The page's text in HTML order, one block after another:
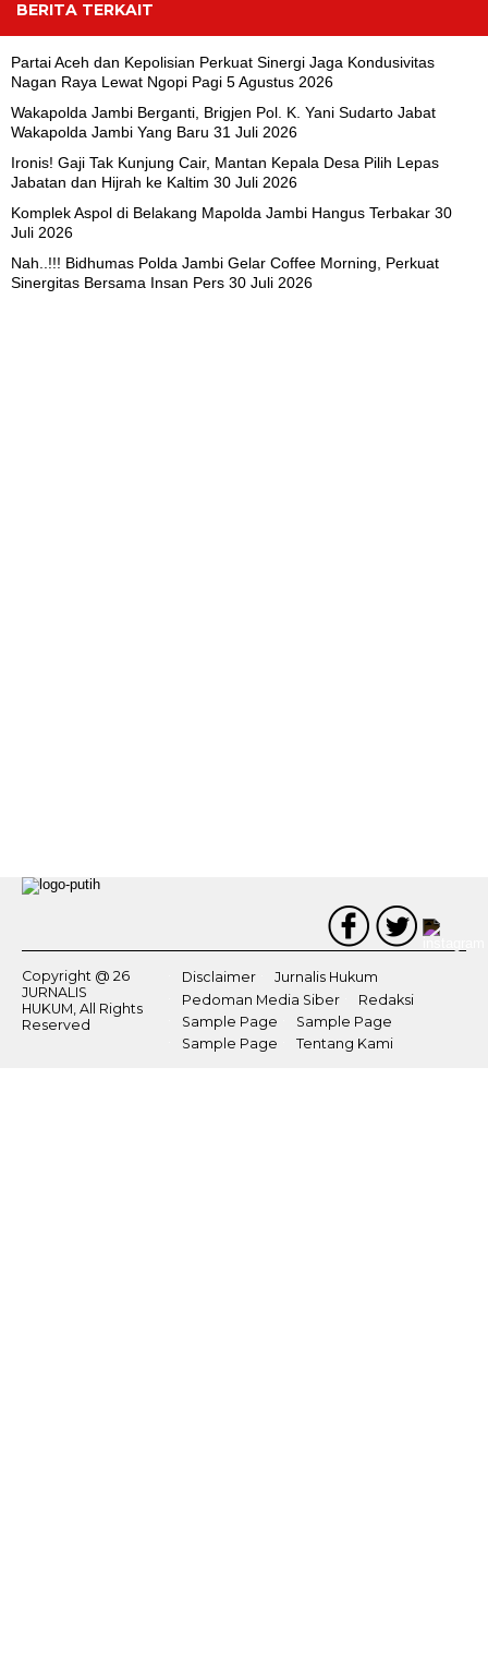
BERITA TERKAIT
Partai Aceh dan Kepolisian Perkuat Sinergi Jaga Kondusivitas
Nagan Raya Lewat Ngopi Pagi 5 Agustus 2026
Wakapolda Jambi Berganti, Brigjen Pol. K. Yani Sudarto Jabat
Wakapolda Jambi Yang Baru 31 Juli 2026
Ironis! Gaji Tak Kunjung Cair, Mantan Kepala Desa Pilih Lepas
Jabatan dan Hijrah ke Kaltim 30 Juli 2026
Komplek Aspol di Belakang Mapolda Jambi Hangus Terbakar 30
Juli 2026
Nah..!!! Bidhumas Polda Jambi Gelar Coffee Morning, Perkuat
Sinergitas Bersama Insan Pers 30 Juli 2026
Copyright @ 26
JURNALIS
HUKUM, All Rights
Reserved
Disclaimer
Jurnalis Hukum
Pedoman Media Siber
Redaksi
Sample Page
Sample Page
Sample Page
Tentang Kami